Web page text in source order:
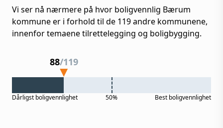
Vi ser nå nærmere på hvor boligvennlig Bærum
kommune er i forhold til de 119andre kommunene,
innenfor temaene tilrettelegging og boligbygging.
88/119
Dårligst boligvennlighet 50% Best boligvennlighet